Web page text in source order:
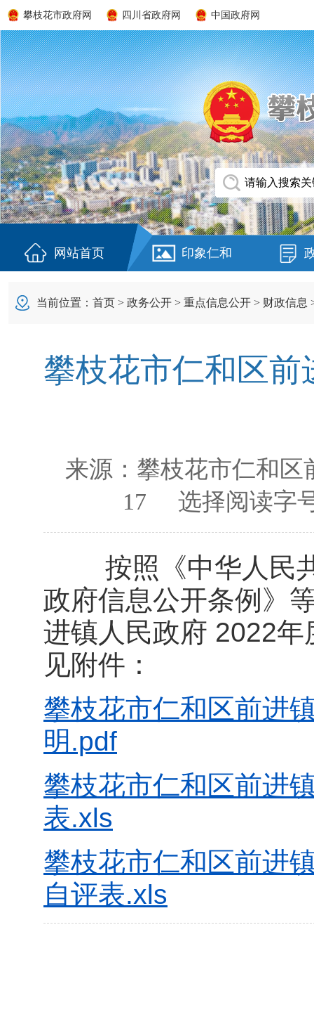
攀枝花市政府网 四川省政府网 中国政府网
网站首页 印象仁和
当前位置： 首页 > 政务公开 > 重点信息公开 > 财政信息
攀枝花市仁和区前
来源： 攀枝花市仁和区
17 选择阅读字
按照《中华人民共
政府信息公开条例》
进镇人民政府 2022
见附件：
攀枝花市仁和区前进
明.pdf
攀枝花市仁和区前进
表.xls
攀枝花市仁和区前进
自评表.xls